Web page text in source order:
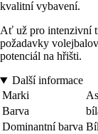
kvalitní vybavení.
Ať už pro intenzivní
požadavky
potenciál na hřišti.
Další informace
Marki
Barva
Dominantní barva